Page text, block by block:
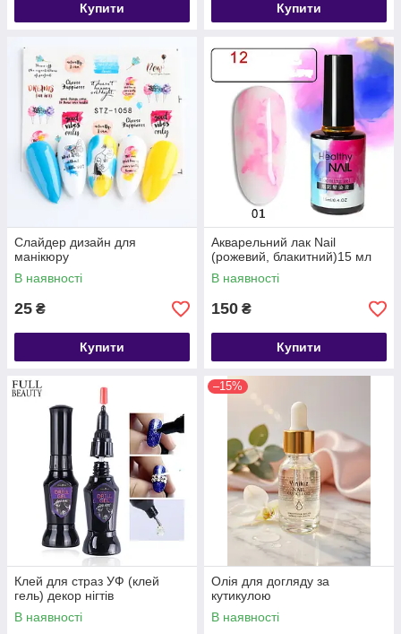
Купити Купити
Слайдер дизайн для
манікюру
В наявності
25 ₴
Купити
Акварельний лак Nail
(рожевий, блакитний)15 мл
В наявності
150 ₴
Купити
Клей для страз УФ (клей
гель) декор нігтів
В наявності
–15%
Олія для догляду за
кутикулою
В наявності